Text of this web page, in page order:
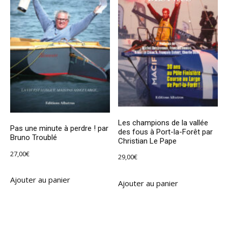
Pas une minute à perdre ! par
Bruno Troublé
27,00€
Ajouter au panier
Les champions de la vallée
des fous à Port-la-Forêt par
Christian Le Pape
29,00€
Ajouter au panier